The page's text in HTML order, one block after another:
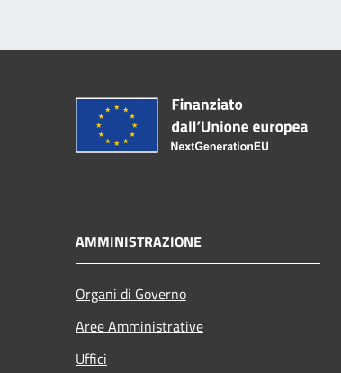
AMMINISTRAZIONE
Organi di Governo
Aree Amministrative
Uffici